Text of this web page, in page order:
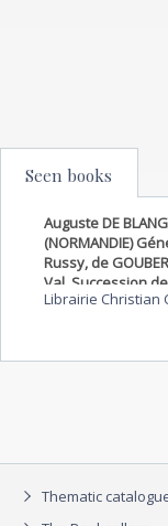
Seen books
Auguste DE
(NORMANDIE)
Russy, de
Val. Succession
Librairie Christian
Thematic